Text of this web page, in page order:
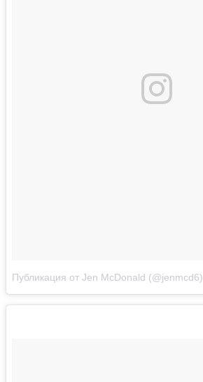
Публикация от Jen McDonald (@jenmcd6)